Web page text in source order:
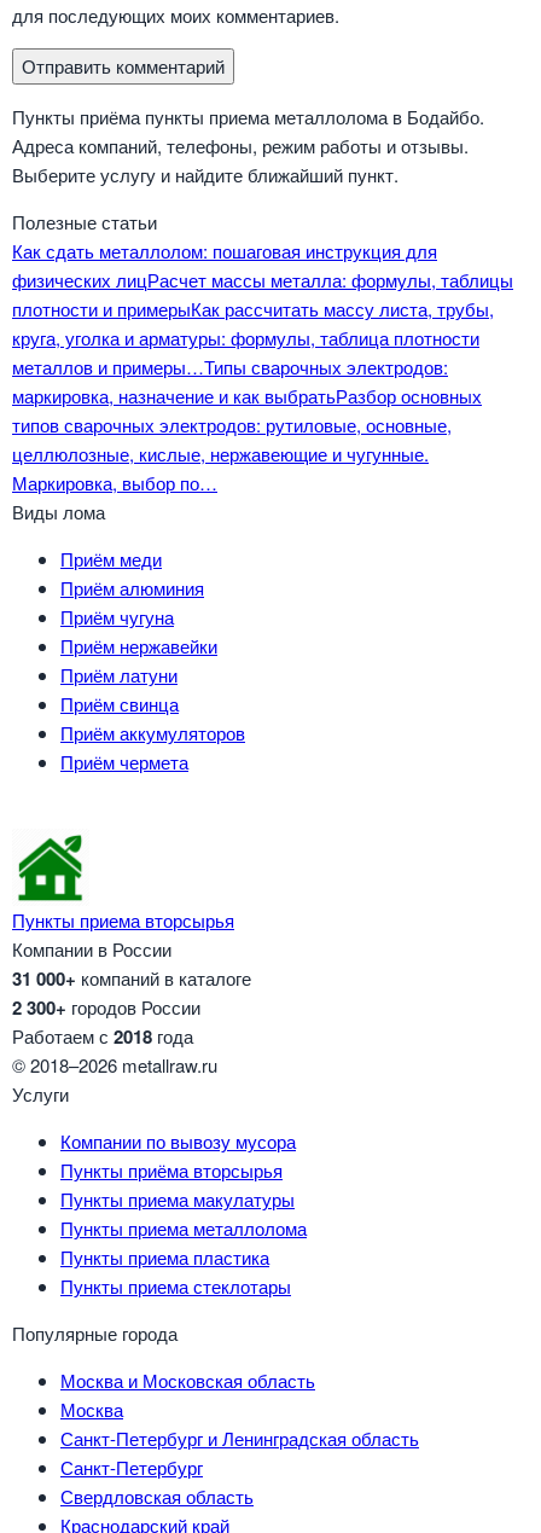
для последующих моих комментариев.
Пункты приёма пункты приема металлолома в Бодайбо.
Адреса компаний, телефоны, режим работы и отзывы.
Выберите услугу и найдите ближайший пункт.
Полезные статьи
Как сдать металлолом: пошаговая инструкция для
физических лицРасчет массы металла: формулы, таблицы
плотности и примерыКак рассчитать массу листа, трубы,
круга, уголка и арматуры: формулы, таблица плотности
металлов и примеры…Типы сварочных электродов:
маркировка, назначение и как выбратьРазбор основных
типов сварочных электродов: рутиловые, основные,
целлюлозные, кислые, нержавеющие и чугунные.
Маркировка, выбор по…
Виды лома
Приём меди
Приём алюминия
Приём чугуна
Приём нержавейки
Приём латуни
Приём свинца
Приём аккумуляторов
Приём чермета
Пункты приема вторсырья
Компании в России
31 000+ компаний в каталоге
2 300+ городов России
Работаем с 2018 года
© 2018–2026 metallraw.ru
Услуги
Компании по вывозу мусора
Пункты приёма вторсырья
Пункты приема макулатуры
Пункты приема металлолома
Пункты приема пластика
Пункты приема стеклотары
Популярные города
Москва и Московская область
Москва
Санкт-Петербург и Ленинградская область
Санкт-Петербург
Свердловская область
Краснодарский край